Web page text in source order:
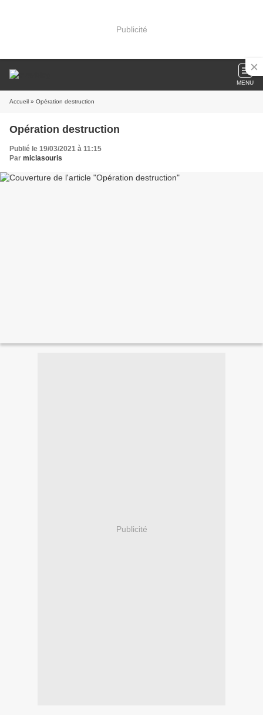
Publicité
MENU
Accueil » Opération destruction
Opération destruction
Publié le 19/03/2021 à 11:15
Par miclasouris
Publicité